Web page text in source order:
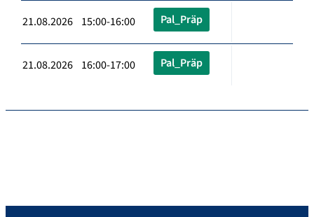
21.08.2026 15:00-16:00 Pal_Präp
21.08.2026 16:00-17:00 Pal_Präp